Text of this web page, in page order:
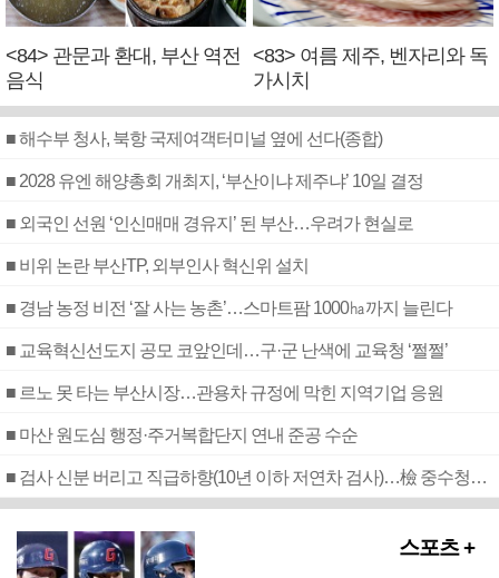
<84> 관문과 환대, 부산 역전
음식
<83> 여름 제주, 벤자리와 독
가시치
■ 해수부 청사, 북항 국제여객터미널 옆에 선다(종합)
■ 2028 유엔 해양총회 개최지, ‘부산이냐 제주냐’ 10일 결정
■ 외국인 선원 ‘인신매매 경유지’ 된 부산…우려가 현실로
■ 비위 논란 부산TP, 외부인사 혁신위 설치
■ 경남 농정 비전 ‘잘 사는 농촌’…스마트팜 1000㏊까지 늘린다
■ 교육혁신선도지 공모 코앞인데…구·군 난색에 교육청 ‘쩔쩔’
■ 르노 못 타는 부산시장…관용차 규정에 막힌 지역기업 응원
■ 마산 원도심 행정·주거복합단지 연내 준공 수순
■ 검사 신분 버리고 직급하향(10년 이하 저연차 검사)…檢 중수청행 기피
스포츠 +